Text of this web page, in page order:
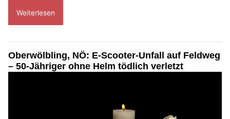
Weiterlesen
Oberwölbling, NÖ: E-Scooter-Unfall auf Feldweg
– 50-Jähriger ohne Helm tödlich verletzt